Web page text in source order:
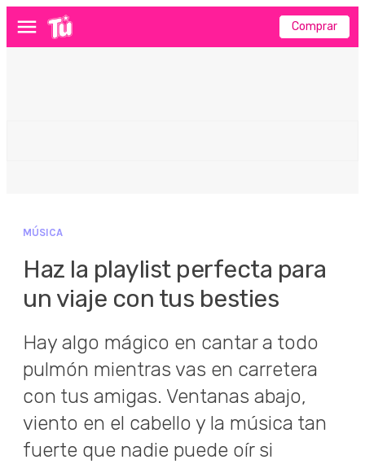
Menú Comprar
MÚSICA
Haz la playlist perfecta para
un viaje con tus besties
Hay algo mágico en cantar a todo
pulmón mientras vas en carretera
con tus amigas. Ventanas abajo,
viento en el cabello y la música tan
fuerte que nadie puede oír si